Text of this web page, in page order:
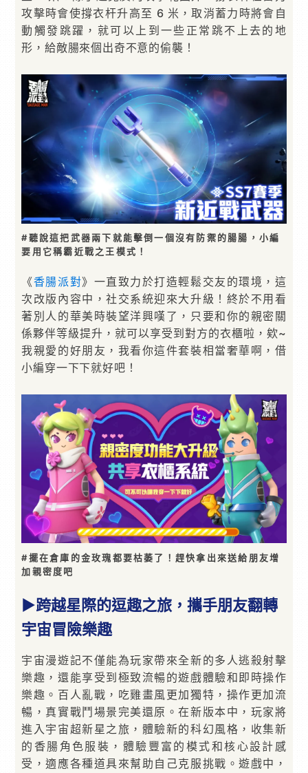
攻擊時會使撐衣杆升高至 6 米，取消蓄力時將會自
動觸發跳躍，就可以上到一些正常跳不上去的地
形，給敵腸來個出奇不意的偷襲！
#聽說這把武器兩下就能擊倒一個沒有防禦的腸腸，小編
要用它稱霸近戰之王模式！
《香腸派對》一直致力於打造輕鬆交友的環境，這
次改版內容中，社交系統迎來大升級！終於不用看
著別人的華美時裝望洋興嘆了，只要和你的親密關
係夥伴等級提升，就可以享受到對方的衣櫃啦，欸~
我親愛的好朋友，我看你這件套裝相當奢華啊，借
小編穿一下下就好吧！
#擺在倉庫的金玫瑰都要枯萎了！趕快拿出來送給朋友增
加親密度吧
▶跨越星際的逗趣之旅，攜手朋友翻轉
宇宙冒險樂趣
宇宙漫遊記不僅能為玩家帶來全新的多人逃殺射擊
樂趣，還能享受到極致流暢的遊戲體驗和即時操作
樂趣。百人亂戰，吃雞畫風更加獨特，操作更加流
暢，真實戰鬥場景完美還原。在新版本中，玩家將
進入宇宙超新星之旅，體驗新的科幻風格，收集新
的香腸角色服裝，體驗豐富的模式和核心設計感
受，適應各種道具來幫助自己克服挑戰。遊戲中，